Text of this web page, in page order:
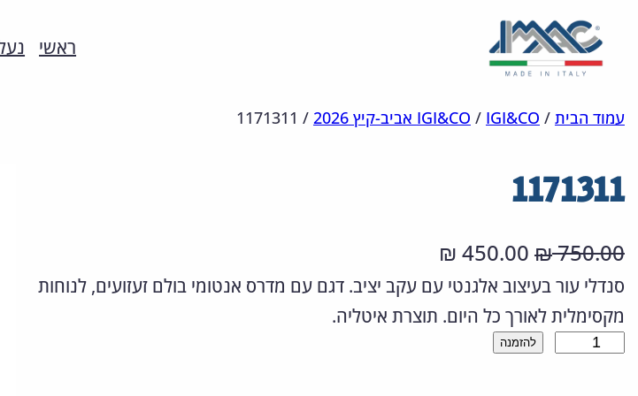
לדלג
הצהרת
מפת
ראשי
עמוד הבית /
IGI&CO
/ IGI&CO אביב-קיץ 2026 /
1171311
1171311
750.00
₪ ה
מ
ח
י
450.00
₪
מ
ח
סנדלי עור בעיצוב אלגנטי עם עקב יציב. דגם עם מדרס אנטומי בולם זעזועים, לנוחות
מקסימלית לאורך כל היום. תוצרת איטליה.
להזמנה